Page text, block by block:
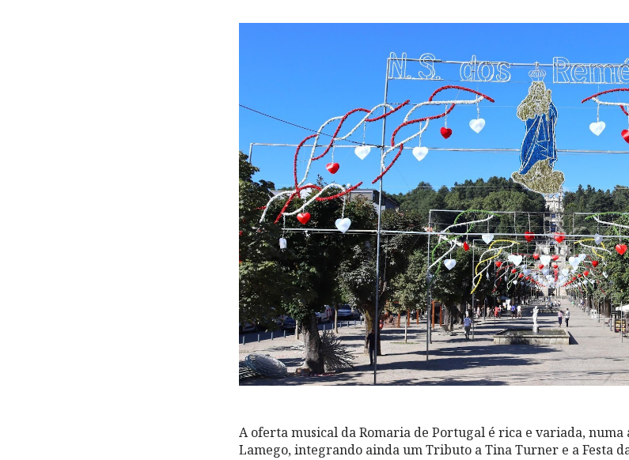
A oferta musical da Romaria de Portugal é rica e variada,
Lamego, integrando ainda um Tributo a Tina Turner e a Festa